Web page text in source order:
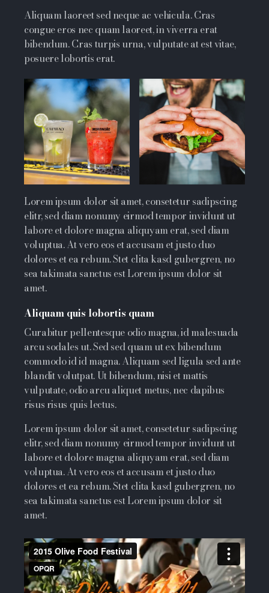
Aliquam laoreet sed neque ac vehicula. Cras
congue eros nec quam laoreet, in viverra erat
bibendum. Cras turpis urna, vulputate at est vitae,
posuere lobortis erat.
Lorem ipsum dolor sit amet, consetetur sadipscing
elitr, sed diam nonumy eirmod tempor invidunt ut
labore et dolore magna aliquyam erat, sed diam
voluptua. At vero eos et accusam et justo duo
dolores et ea rebum. Stet clita kasd gubergren, no
sea takimata sanctus est Lorem ipsum dolor sit
amet.
Aliquam quis lobortis quam
Curabitur pellentesque odio magna, id malesuada
arcu sodales ut. Sed sed quam ut ex bibendum
commodo id id magna. Aliquam sed ligula sed ante
blandit volutpat. Ut bibendum, nisi et mattis
vulputate, odio arcu aliquet metus, nec dapibus
risus risus quis lectus.
Lorem ipsum dolor sit amet, consetetur sadipscing
elitr, sed diam nonumy eirmod tempor invidunt ut
labore et dolore magna aliquyam erat, sed diam
voluptua. At vero eos et accusam et justo duo
dolores et ea rebum. Stet clita kasd gubergren, no
sea takimata sanctus est Lorem ipsum dolor sit
amet.